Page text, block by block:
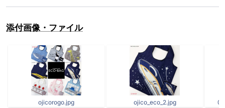
添付画像・ファイル
ojicorogo.jpg ojico_eco_2.jpg